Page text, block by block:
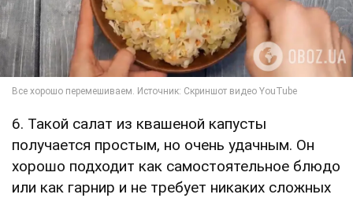
6. Такой салат из квашеной капусты
получается простым, но очень удачным. Он
хорошо подходит как самостоятельное блюдо
или как гарнир и не требует никаких сложных